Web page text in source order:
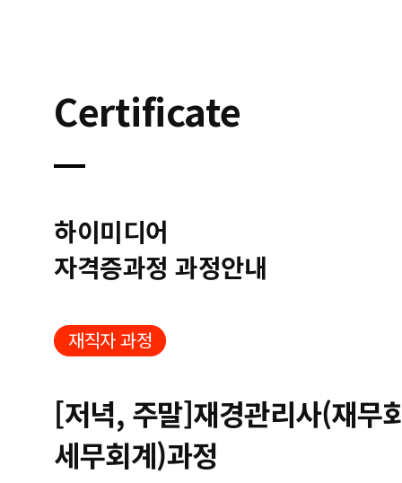
Certificate
하이미디어
자격증과정 과정안내
재직자 과정
[저녁, 주말]재경관리사(재무
세무회계)과정